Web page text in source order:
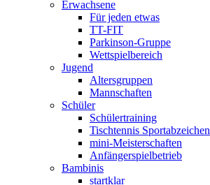
Erwachsene
Für jeden etwas
TT-FIT
Parkinson-Gruppe
Wettspielbereich
Jugend
Altersgruppen
Mannschaften
Schüler
Schülertraining
Tischtennis Sportabzeichen
mini-Meisterschaften
Anfängerspielbetrieb
Bambinis
startklar